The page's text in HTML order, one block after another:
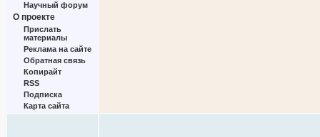
Научный форум
О проекте
Прислать
материалы
Реклама на сайте
Обратная связь
Копирайт
RSS
Подписка
Карта сайта